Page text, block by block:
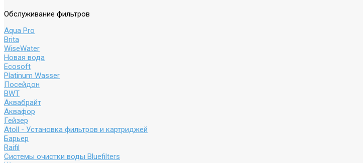
Обслуживание фильтров
Aqua Pro
Brita
WiseWater
Новая вода
Ecosoft
Platinum Wasser
Посейдон
BWT
Аквабрайт
Аквафор
Гейзер
Atoll - Установка фильтров и картриджей
Барьер
Raifil
Системы очистки воды Bluefilters